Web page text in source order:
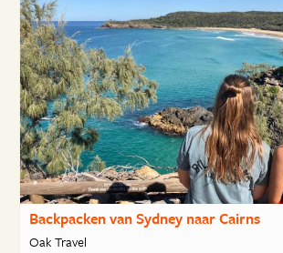
Backpacken van Sydney naar Cairns
Oak Travel